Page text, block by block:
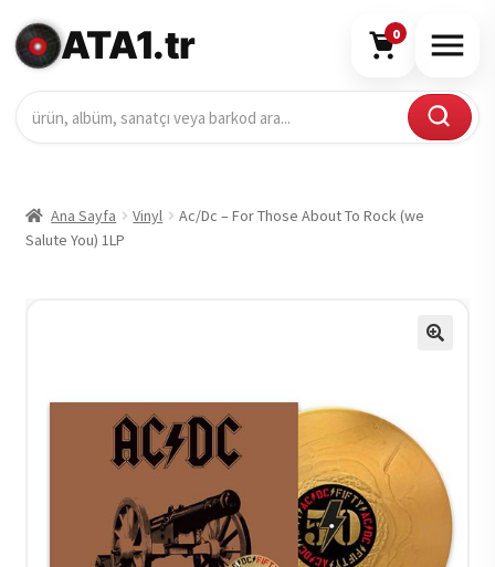
ATA1.tr 0
Ana Sayfa Vinyl
Ac/Dc – For Those About To Rock (we
Salute You) 1LP